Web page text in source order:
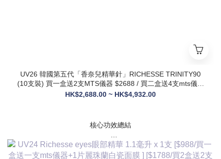
UV26 韓國第五代「香奈兒精華針」RICHESSE TRINITY90
(10支裝) 買一盒送2支MTS儀器 $2688 / 買二盒送4支mts儀器
+1盒麗珠蘭面膜+1支麗珠蘭修復面霜 $3288
HK$2,688.00 ~ HK$4,932.00
核心功效總結
✅ 膠原新生：促進膠原蛋白合成，改善皮膚自然代謝，淡化皺
紋、緊致輪廓